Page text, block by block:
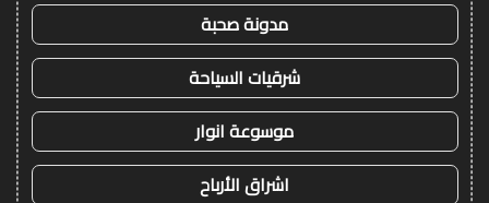
مدونة صحبة
شرقيات السياحة
موسوعة انوار
اشراق الأرباح